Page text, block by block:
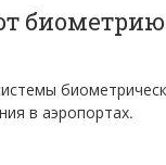
биометрию
в аэропортах.